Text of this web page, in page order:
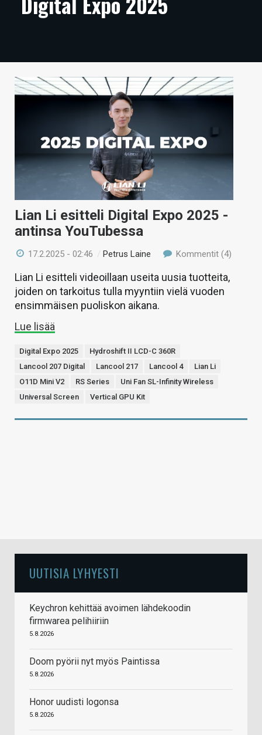
ARTIKKELIT
TECHBBS
TIETOA
VAIHDA TEEMA
HAKU
Lian Li esitteli Digital Expo 2025 -
antinsa YouTubessa
17.2.2025 - 02:46 /Petrus Laine Kommentit (4)
Lian Li esitteli videoillaan useita uusia tuotteita,
joiden on tarkoitus tulla myyntiin vielä vuoden
ensimmäisen puoliskon aikana.
Lue lisää
Digital Expo 2025
Hydroshift II LCD-C 360R
Lancool 207 Digital
Lancool 217 Lancool 4
Lian Li
O11D Mini V2
RS Series
Uni Fan SL-Infinity Wireless
Universal Screen
Vertical GPU Kit
UUTISIA LYHYESTI
Keychron kehittää avoimen lähdekoodin
firmwarea pelihiiriin
5.8.2026
Doom pyörii nyt myös Paintissa
5.8.2026
Honor uudisti logonsa
5.8.2026